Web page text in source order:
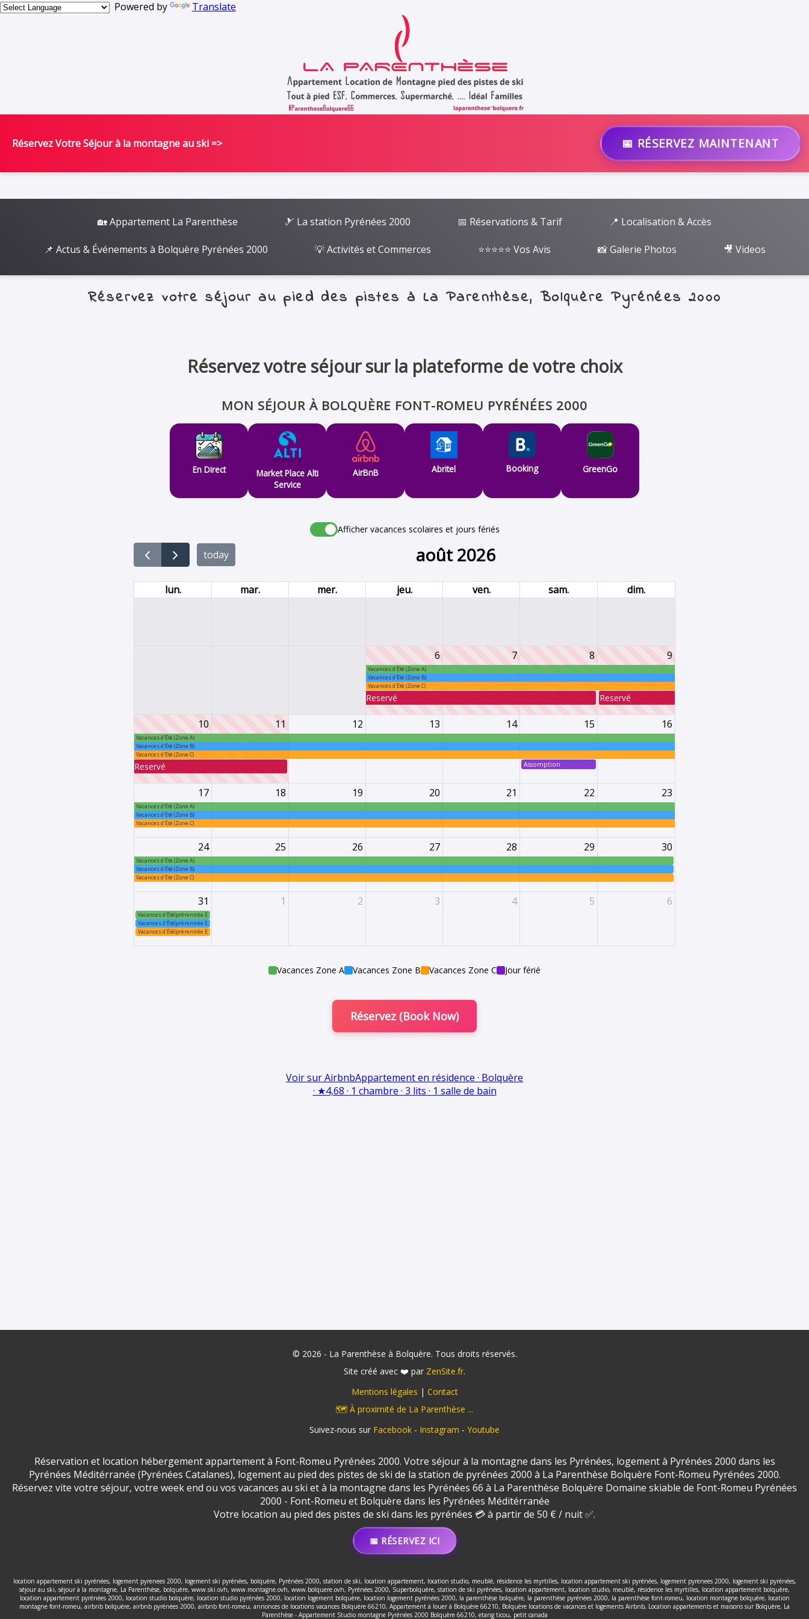
Powered by Translate
Réservez Votre Séjour à la montagne au ski => 📅 RÉSERVEZ MAINTENANT
🏡 Appartement La Parenthèse 🎿 La station Pyrénées 2000 📅 Réservations & Tarif 📍 Localisation & Accès
📌 Actus & Événements à Bolquère Pyrénées 2000 💡 Activités et Commerces ⭐⭐⭐⭐⭐ Vos Avis 📸 Galerie Photos 🎥 Videos
Réservez votre séjour au pied des pistes à La Parenthèse, Bolquère Pyrénées 2000
Réservez votre séjour sur la plateforme de votre choix
MON SÉJOUR À BOLQUÈRE FONT-ROMEU PYRÉNÉES 2000
En Direct
Market Place Alti
Service
AirBnB Abritel Booking GreenGo
Afficher vacances scolaires et jours fériés
today août 2026
lun. mar. mer. jeu. ven. sam. dim.
6
Vacances d'Été (Zone A)
Vacances d'Été (Zone B)
Vacances d'Été (Zone C)
Reservé
7 8 9
Reservé
10
Vacances d'Été (Zone A)
Vacances d'Été (Zone B)
Vacances d'Été (Zone C)
Reservé
11 12 13 14 15
Assomption
16
17
Vacances d'Été (Zone A)
Vacances d'Été (Zone B)
Vacances d'Été (Zone C)
18 19 20 21 22 23
24
Vacances d'Été (Zone A)
Vacances d'Été (Zone B)
Vacances d'Été (Zone C)
25 26 27 28 29 30
31
Vacances d'Été(prérentrée Enseignants) (Zone A)
Vacances d'Été(prérentrée Enseignants) (Zone B)
Vacances d'Été(prérentrée Enseignants) (Zone C)
1 2 3 4 5 6
Vacances Zone A Vacances Zone B Vacances Zone C Jour férié
Réservez (Book Now)
Voir sur AirbnbAppartement en résidence · Bolquère
· ★4,68 · 1 chambre · 3 lits · 1 salle de bain
© 2026 - La Parenthèse à Bolquère. Tous droits réservés.
Site créé avec ❤️ par ZenSite.fr.
Mentions légales | Contact
🗺️ À proximité de La Parenthèse ...
Suivez-nous sur Facebook - Instagram - Youtube
Réservation et location hébergement appartement à Font-Romeu Pyrénées 2000. Votre séjour à la montagne dans les Pyrénées, logement à Pyrénées 2000 dans les
Pyrénées Méditérranée (Pyrénées Catalanes), logement au pied des pistes de ski de la station de pyrénées 2000 à La Parenthèse Bolquère Font-Romeu Pyrénées 2000.
Réservez vite votre séjour, votre week end ou vos vacances au ski et à la montagne dans les Pyrénées 66 à La Parenthèse Bolquère Domaine skiable de Font-Romeu Pyrénées
2000 - Font-Romeu et Bolquère dans les Pyrénées Méditérranée
Votre location au pied des pistes de ski dans les pyrénées 💳 à partir de 50 € / nuit ✅.
📅 RÉSERVEZ ICI
location appartement ski pyrénées, logement pyrenees 2000, logement ski pyrénées, bolquère, Pyrénées 2000, station de ski, location appartement, location studio, meublé, résidence les myrtilles, location appartement ski pyrénées, logement pyrenees 2000, logement ski pyrénées,
séjour au ski, séjour à la montagne, La Parenthèse, bolquère, www.ski.ovh, www.montagne.ovh, www.bolquere.ovh, Pyrénées 2000, Superbolquère, station de ski pyrénées, location appartement, location studio, meublé, résidence les myrtilles, location appartement bolquère,
location appartement pyrénées 2000, location studio bolquère, location studio pyrénées 2000, location logement bolquère, location logement pyrénées 2000, la parenthèse bolquère, la parenthèse pyrénées 2000, la parenthèse font-romeu, location montagne bolquère, location
montagne font-romeu, airbnb bolquère, airbnb pyrénées 2000, airbnb font-romeu, annonces de locations vacances Bolquère 66210, Appartement à louer à Bolquère 66210, Bolquère locations de vacances et logements Airbnb, Location appartements et maisons sur Bolquère, La
Parenthèse - Appartement Studio montagne Pyrénées 2000 Bolquère 66210, etang ticou, petit canada